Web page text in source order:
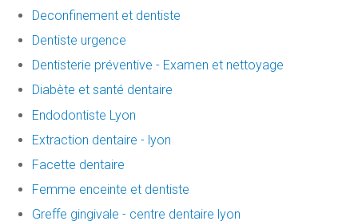
Deconfinement et dentiste
Dentiste urgence
Dentisterie préventive - Examen et nettoyage
Diabète et santé dentaire
Endodontiste Lyon
Extraction dentaire - lyon
Facette dentaire
Femme enceinte et dentiste
Greffe gingivale - centre dentaire lyon